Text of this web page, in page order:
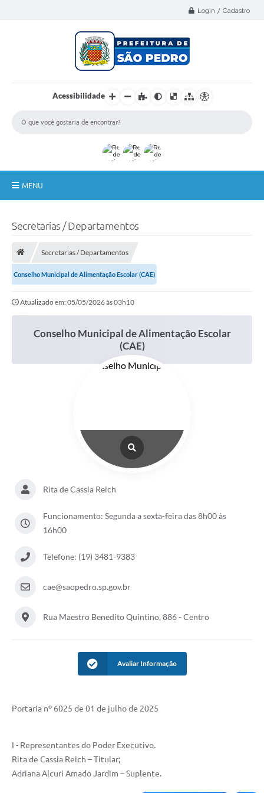
Login / Cadastro
Acessibilidade
MENU
Carta de Serviços
Horários e itinerários dos ônibus urbanos de São Pedro
Formulários
Ouvidoria
Conselhos Municipais
Telefones Úteis
Secretarias / Departamentos
Secretarias / Departamentos
Conselho Municipal de Alimentação Escolar (CAE)
Atualizado em: 05/05/2026 às 03h10
Conselho Municipal de Alimentação Escolar
(CAE)
Rita de Cassia Reich
Funcionamento: Segunda a sexta-feira das 8h00 às
16h00
Telefone: (19) 3481-9383
cae@saopedro.sp.gov.br
Rua Maestro Benedito Quintino, 886 - Centro
Avaliar Informação
Portaria nº 6025 de 01 de julho de 2025
I - Representantes do Poder Executivo.
Rita de Cassia Reich – Titular;
Adriana Alcuri Amado Jardim – Suplente.